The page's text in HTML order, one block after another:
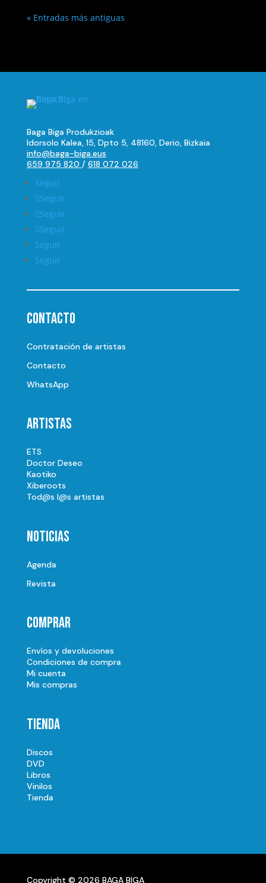
« Entradas más antiguas
Baga Biga Produkzioak
Idorsolo Kalea, 15, Dpto 5, 48160, Derio, Bizkaia
info@baga-biga.eus
659 975 820 / 618 072 026
Seguir
Seguir
Seguir
Seguir
Seguir
Seguir
Contacto
Contratación de artistas
Contacto
WhatsApp
Artistas
ETS
Doctor Deseo
Kaotiko
Xiberoots
Tod@s l@s artistas
Noticias
Agenda
Revista
Comprar
Envíos y devoluciones
Condiciones de compra
Mi cuenta
Mis compras
Tienda
Discos
DVD
Libros
Vinilos
Tienda
Copyright © 2026 BAGA BIGA